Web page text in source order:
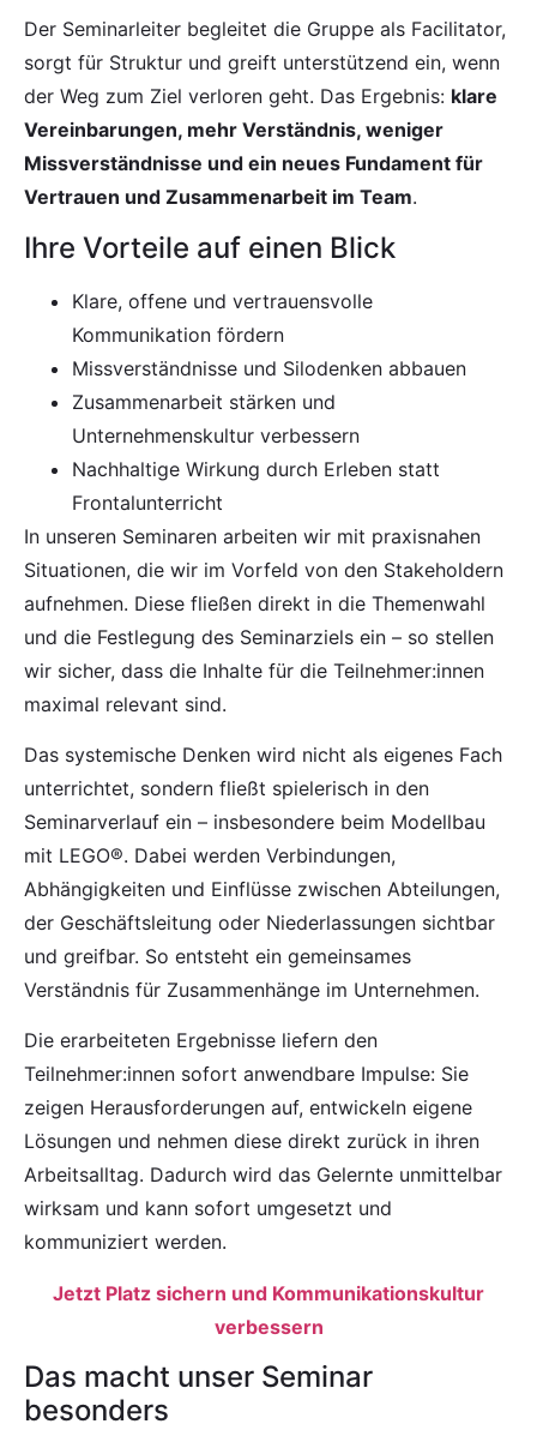
Der Seminarleiter begleitet die Gruppe als Facilitator,
sorgt für Struktur und greift unterstützend ein, wenn
der Weg zum Ziel verloren geht. Das Ergebnis: klare
Vereinbarungen, mehr Verständnis, weniger
Missverständnisse und ein neues Fundament für
Vertrauen und Zusammenarbeit im Team.
Ihre Vorteile auf einen Blick
Klare, offene und vertrauensvolle
Kommunikation fördern
Missverständnisse und Silodenken abbauen
Zusammenarbeit stärken und
Unternehmenskultur verbessern
Nachhaltige Wirkung durch Erleben statt
Frontalunterricht
In unseren Seminaren arbeiten wir mit praxisnahen
Situationen, die wir im Vorfeld von den Stakeholdern
aufnehmen. Diese fließen direkt in die Themenwahl
und die Festlegung des Seminarziels ein – so stellen
wir sicher, dass die Inhalte für die Teilnehmer:innen
maximal relevant sind.
Das systemische Denken wird nicht als eigenes Fach
unterrichtet, sondern fließt spielerisch in den
Seminarverlauf ein – insbesondere beim Modellbau
mit LEGO®. Dabei werden Verbindungen,
Abhängigkeiten und Einflüsse zwischen Abteilungen,
der Geschäftsleitung oder Niederlassungen sichtbar
und greifbar. So entsteht ein gemeinsames
Verständnis für Zusammenhänge im Unternehmen.
Die erarbeiteten Ergebnisse liefern den
Teilnehmer:innen sofort anwendbare Impulse: Sie
zeigen Herausforderungen auf, entwickeln eigene
Lösungen und nehmen diese direkt zurück in ihren
Arbeitsalltag. Dadurch wird das Gelernte unmittelbar
wirksam und kann sofort umgesetzt und
kommuniziert werden.
Jetzt Platz sichern und Kommunikationskultur
verbessern
Das macht unser Seminar
besonders